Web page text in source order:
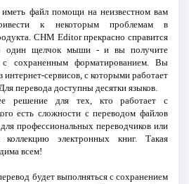
файл помощи на неизвестном вам
к некоторым проблемам в
CHM Editor прекрасно справится
один щелчок мыши - и вы получите
с сохраненным форматированием. Вы
сервисов, с которыми работает
перевода доступны десятки языков.
решение для тех, кто работает с
есть сложности с переводом файлов
профессиональных переводчиков или
электронных книг. Такая
всем!
будет выполняться с сохранением